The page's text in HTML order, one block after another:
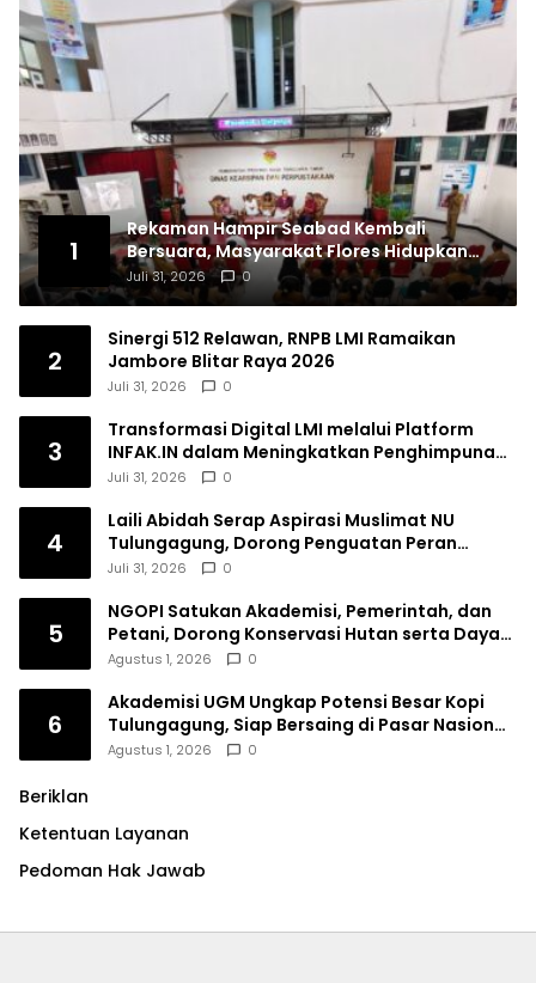
1
Rekaman Hampir Seabad Kembali
Bersuara, Masyarakat Flores Hidupkan
Lagi Ingatan Leluhur
Juli 31, 2026 0
2
Sinergi 512 Relawan, RNPB LMI Ramaikan
Jambore Blitar Raya 2026
Juli 31, 2026 0
3
Transformasi Digital LMI melalui Platform
INFAK.IN dalam Meningkatkan Penghimpunan
Dana Filantropi Islam
Juli 31, 2026 0
4
Laili Abidah Serap Aspirasi Muslimat NU
Tulungagung, Dorong Penguatan Peran
Perempuan
Juli 31, 2026 0
5
NGOPI Satukan Akademisi, Pemerintah, dan
Petani, Dorong Konservasi Hutan serta Daya
Saing Kopi Tulungagung
Agustus 1, 2026 0
6
Akademisi UGM Ungkap Potensi Besar Kopi
Tulungagung, Siap Bersaing di Pasar Nasional
hingga Dunia
Agustus 1, 2026 0
Beriklan
Ketentuan Layanan
Pedoman Hak Jawab